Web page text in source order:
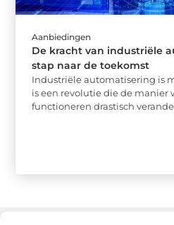
Aanbiedingen
De kracht van industriële
stap naar de toekomst
Industriële automatisering is
is een revolutie die de manier
functioneren drastisch